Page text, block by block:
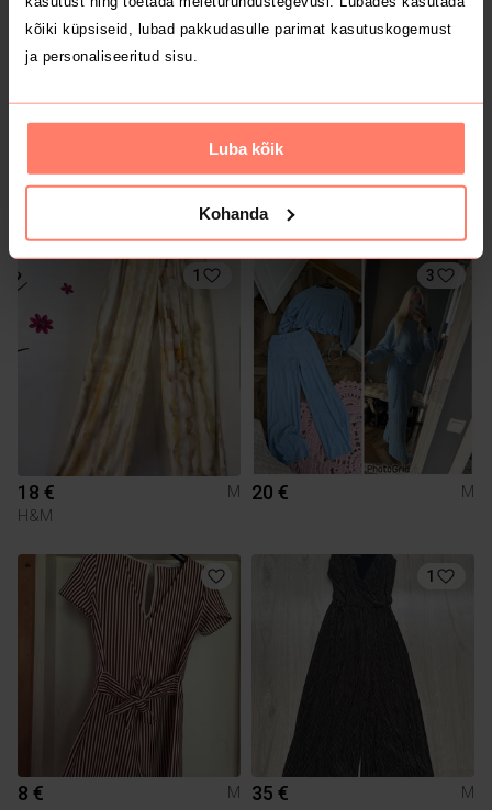
kõiki küpsiseid, lubad pakkudasulle parimat kasutuskogemust
ja personaliseeritud sisu.
Luba kõik
Kohanda
22 €
M 4.5 €
M
Amisu
1
18 €
M
H&M
3
20 € M
8 €
M
1
35 €
M